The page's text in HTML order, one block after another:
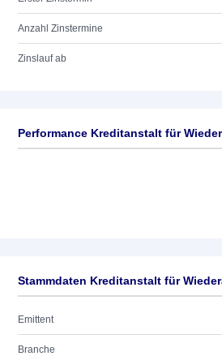
Anzahl Zinstermine
Zinslauf ab
Performance Kreditanstalt für
Stammdaten Kreditanstalt für
Emittent
Branche